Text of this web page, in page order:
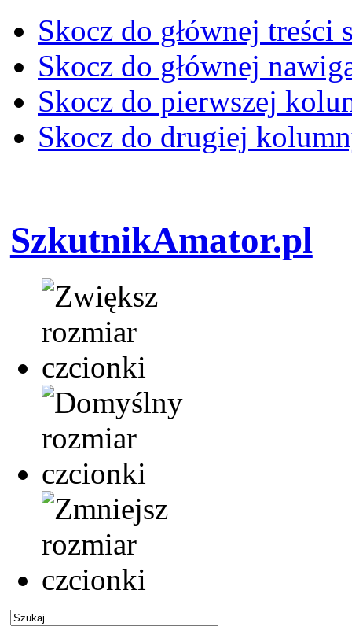
Skocz do głównej treści
Skocz do głównej
Skocz do pierwszej
Skocz do drugiej
SzkutnikAmator.pl